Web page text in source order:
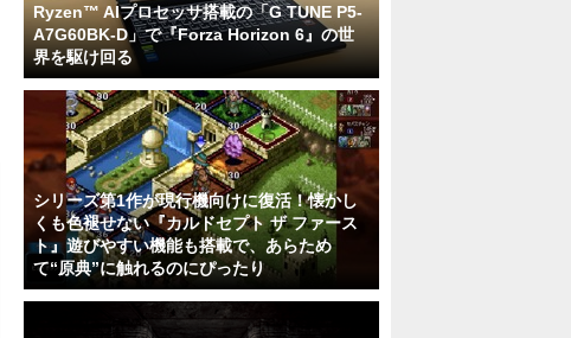
Ryzen™ AIプロセッサ搭載の「G TUNE P5-
A7G60BK-D」で『Forza Horizon 6』の世
界を駆け回る
シリーズ第1作が現行機向けに復活！懐かし
くも色褪せない『カルドセプト ザ ファース
ト』遊びやすい機能も搭載で、あらため
て“原典”に触れるのにぴったり